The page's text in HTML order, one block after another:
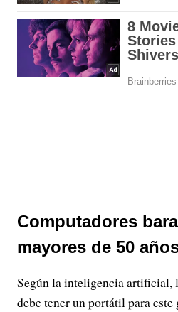
Computadores
mayores de 50
Según la inteligencia artificial,
debe tener un portátil para este